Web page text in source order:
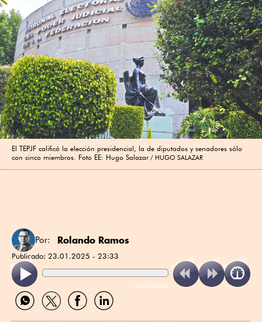
El TEPJF calificó la elección presidencial, la de diputados y senadores sólo
con cinco miembros. Foto EE: Hugo Salazar
HUGO SALAZAR
Por: Rolando Ramos
Publicado: 23.01.2025 - 23:33
ReadSpeaker
Compartir
por
Compartir
por
Compartir
por
Compartir
por